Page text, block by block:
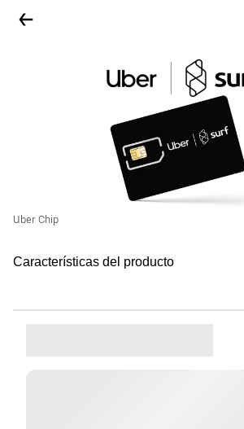
Uber Chip
Características del producto